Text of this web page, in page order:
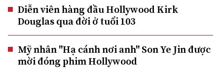
Diễn viên hàng đầu Hollywood Kirk
Douglas qua đời ở tuổi 103
Mỹ nhân "Hạ cánh nơi anh" Son Ye Jin được
mời đóng phim Hollywood